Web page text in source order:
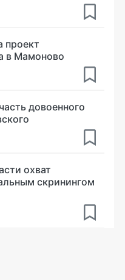
проект
в Мамоново
довоенного
охват
скринингом